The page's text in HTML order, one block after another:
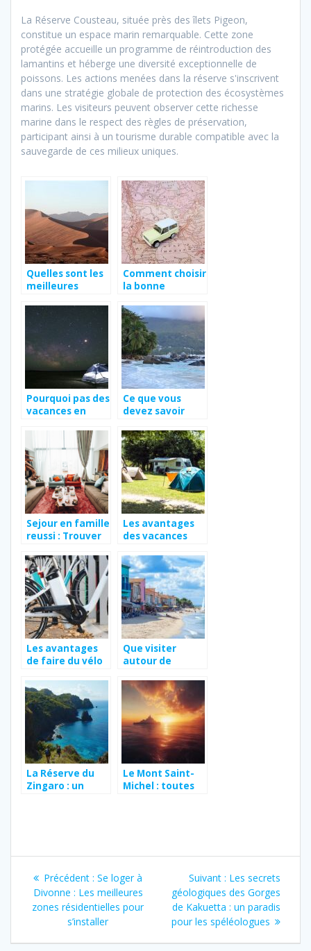
La Réserve Cousteau, située près des îlets Pigeon,
constitue un espace marin remarquable. Cette zone
protégée accueille un programme de réintroduction des
lamantins et héberge une diversité exceptionnelle de
poissons. Les actions menées dans la réserve s'inscrivent
dans une stratégie globale de protection des écosystèmes
marins. Les visiteurs peuvent observer cette richesse
marine dans le respect des règles de préservation,
participant ainsi à un tourisme durable compatible avec la
sauvegarde de ces milieux uniques.
Quelles sont les
meilleures
Afrique ?
Comment choisir
la bonne
touristique pour
son voyage ?
Pourquoi pas des
vacances en
Ce que vous
devez savoir
voyagez aux
Seychelles
Sejour en famille
reussi : Trouver
pour petits et
grands
Les avantages
des vacances
camping
Les avantages
de faire du vélo
Normandie pour
explorer les
trésors côtiers
Que visiter
autour de
Les sentiers
secrets du
massif de la
Clape
La Réserve du
Zingaro : un
Le Mont Saint-
Michel : toutes
Navigation
de
l’article
Précédent : Article
précédent
:
Se loger à
Divonne : Les meilleures
zones résidentielles pour
s’installer
Suivant : Article
suivant
:
Les secrets
géologiques des Gorges
de Kakuetta : un paradis
pour les spéléologues